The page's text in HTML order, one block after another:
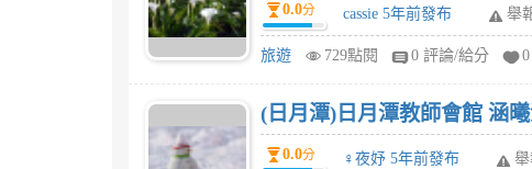
0.0分 cassie 5年前發布 舉
旅遊 729點閱 0 評論/給分 0
(日月潭)日月潭教師會館 涵
0.0分 ♀夜妤 5年前發布 舉